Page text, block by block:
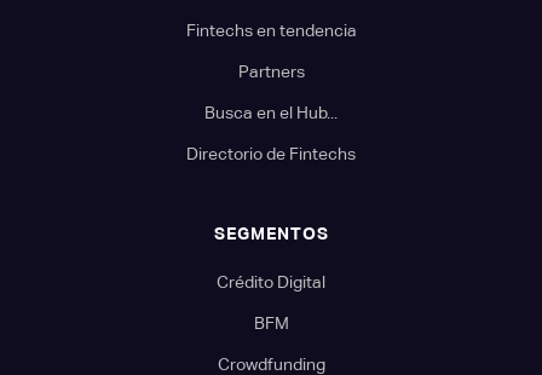
Fintechs en tendencia
Partners
Busca en el Hub...
Directorio de Fintechs
SEGMENTOS
Crédito Digital
BFM
Crowdfunding